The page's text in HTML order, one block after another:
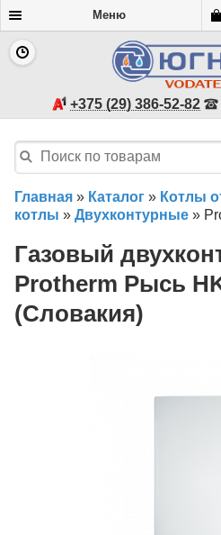
Меню
+375 (29) 386-52-82
Главная » Каталог » Котлы
котлы » Двухконтурные »
Газовый
Protherm Рысь
(Словакия)